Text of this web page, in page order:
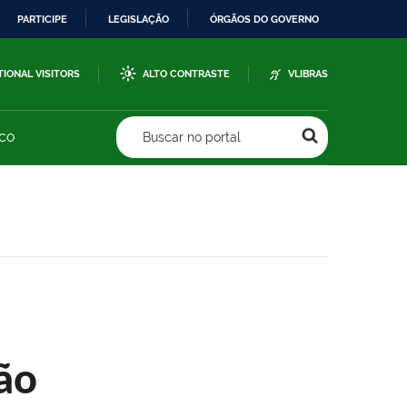
PARTICIPE LEGISLAÇÃO ÓRGÃOS DO GOVERNO
VISITORS ALTO CONTRASTE VLIBRAS
Buscar no portal